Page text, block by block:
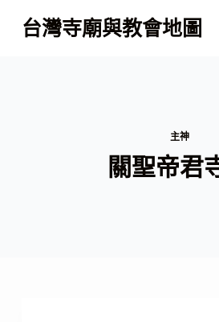
跳
至
台灣寺廟與教會地圖
主神
關聖帝君